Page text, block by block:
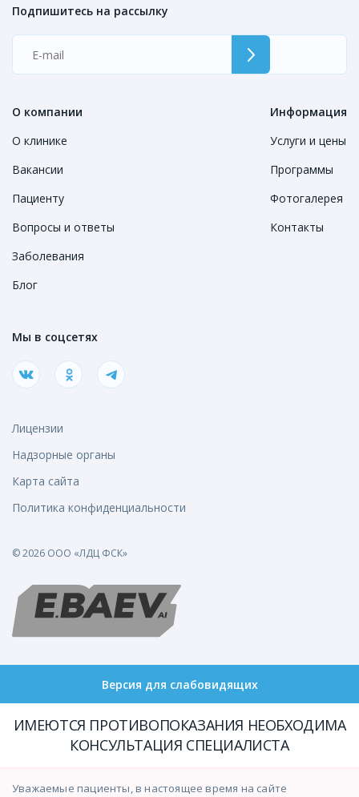
О компании
О клинике
Вакансии
Пациенту
Вопросы и ответы
Заболевания
Блог
Информация
Услуги и цены
Программы
Фотогалерея
Контакты
Подпишитесь на рассылку
Мы в соцсетях
Лицензии
Надзорные органы
Карта сайта
Политика конфиденциальности
© 2026 ООО «ЛДЦ ФСК»
Версия для слабовидящих
ИМЕЮТСЯ ПРОТИВОПОКАЗАНИЯ НЕОБХОДИМА
КОНСУЛЬТАЦИЯ СПЕЦИАЛИСТА
Уважаемые пациенты, в настоящее время на сайте